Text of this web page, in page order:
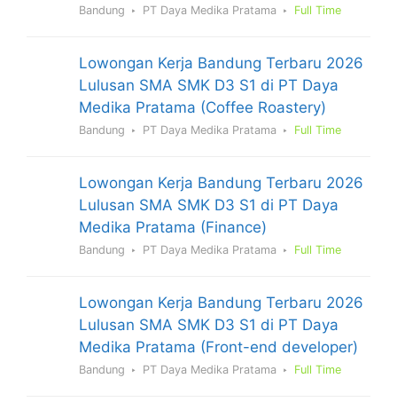
Bandung PT Daya Medika Pratama Full Time
Lowongan Kerja Bandung Terbaru 2026
Lulusan SMA SMK D3 S1 di PT Daya
Medika Pratama (Coffee Roastery)
Bandung PT Daya Medika Pratama Full Time
Lowongan Kerja Bandung Terbaru 2026
Lulusan SMA SMK D3 S1 di PT Daya
Medika Pratama (Finance)
Bandung PT Daya Medika Pratama Full Time
Lowongan Kerja Bandung Terbaru 2026
Lulusan SMA SMK D3 S1 di PT Daya
Medika Pratama (Front-end developer)
Bandung PT Daya Medika Pratama Full Time